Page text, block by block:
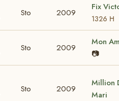
Sto 2009
Fix
1326 H
Sto 2009
Mon
📷
Sto 2009
Million
Mari